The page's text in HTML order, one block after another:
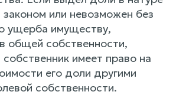
законом или невозможен без
ущерба имуществу,
общей собственности,
имеет право на
его доли другими
собственности.